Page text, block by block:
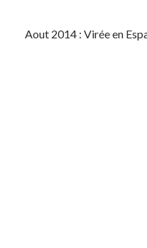
Aout 2014 : Virée en